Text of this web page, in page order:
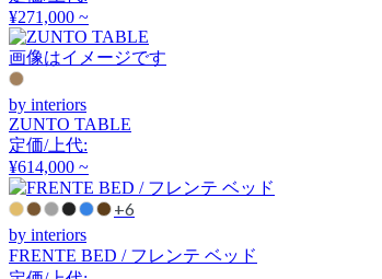
AZUMAYA
アズマヤ
B-LINE
ビーライン
B.C. SAN MICHELE
¥271,000 ~
画像はイメージです
by interiors
ZUNTO TABLE
定価/上代:
¥614,000 ~
+6
by interiors
FRENTE BED / フレンテ ベッド